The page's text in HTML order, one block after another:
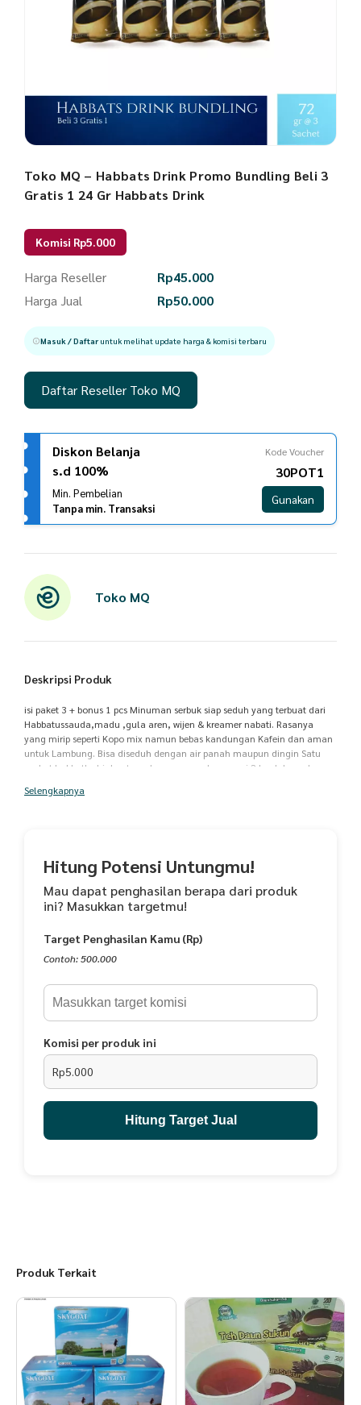
Toko MQ – Habbats Drink Promo Bundling Beli 3
Gratis 1 24 Gr Habbats Drink
Komisi Rp5.000
Harga Reseller Rp45.000
Harga Jual
Rp50.000
Masuk / Daftaruntuk melihat update harga & komisi terbaru
Daftar Reseller Toko MQ
Diskon Belanja
s.d 100%
Min. Pembelian
Tanpa min. Transaksi
Kode Voucher
30POT1
Gunakan
Toko MQ
Deskripsi Produk
isi paket 3 + bonus 1 pcs Minuman serbuk siap seduh yang terbuat dari
Habbatussauda,madu ,gula aren, wijen & kreamer nabati. Rasanya
yang mirip seperti Kopo mix namun bebas kandungan Kafein dan aman
untuk Lambung. Bisa diseduh dengan air panah maupun dingin Satu
sachet habbat's drink setara dengan mengkonsumsi 2 buah kapsul
Selengkapnya
Hitung Potensi Untungmu!
Mau dapat penghasilan berapa dari produk
ini? Masukkan targetmu!
Target Penghasilan Kamu (Rp)
Contoh: 500.000
Komisi per produk ini
Rp5.000
Hitung Target Jual
Produk Terkait